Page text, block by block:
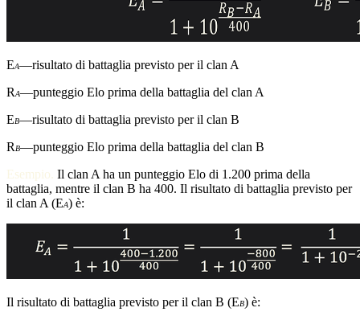
EA—risultato di battaglia previsto per il clan A
RA—punteggio Elo prima della battaglia del clan A
EB—risultato di battaglia previsto per il clan B
R B—punteggio Elo prima della battaglia del clan B
Esempio. Il clan A ha un punteggio Elo di 1.200 prima della
battaglia, mentre il clan B ha 400. Il risultato di battaglia previsto per
il clan A (EA) è:
Il risultato di battaglia previsto per il clan B (EB) è: